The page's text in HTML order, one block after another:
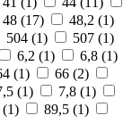
48 (17) 48,2 (1)
504 (1) 507 (1)
6,2 (1) 6,8 (1)
(1) 66 (2)
(1) 7,8 (1)
(1) 89,5 (1)